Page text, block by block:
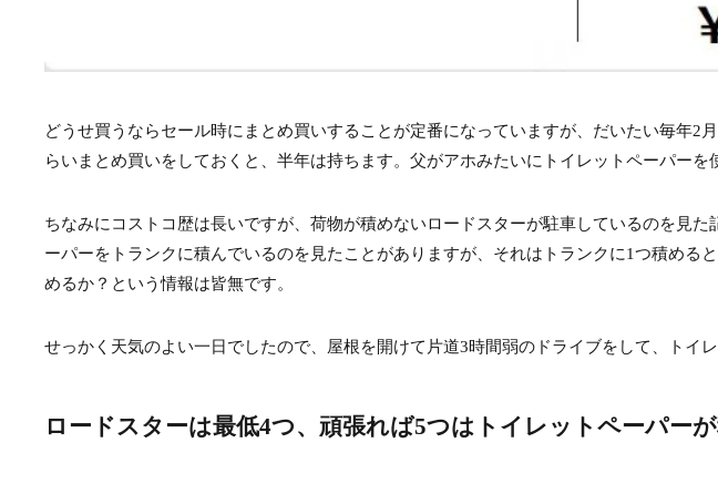
どうせ買うならセール時にまとめ買いすることが定番になっていますが、だいたい毎年2
らいまとめ買いをしておくと、半年は持ちます。父がアホみたいにトイレットペーパーを
ちなみにコストコ歴は長いですが、荷物が積めないロードスターが駐車しているのを見
ーパーをトランクに積んでいるのを見たことがありますが、それはトランクに1つ積める
めるか？という情報は皆無です。
せっかく天気のよい一日でしたので、屋根を開けて片道3時間弱のドライブをして、トイ
ロードスターは最低4つ、頑張れば5つはトイレットペーパー